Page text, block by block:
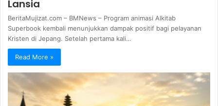
Lansia
BeritaMujizat.com – BMNews – Program animasi Alkitab
Superbook kembali menunjukkan dampak positif bagi pelayanan
Kristen di Jepang. Setelah pertama kali…
Read More »